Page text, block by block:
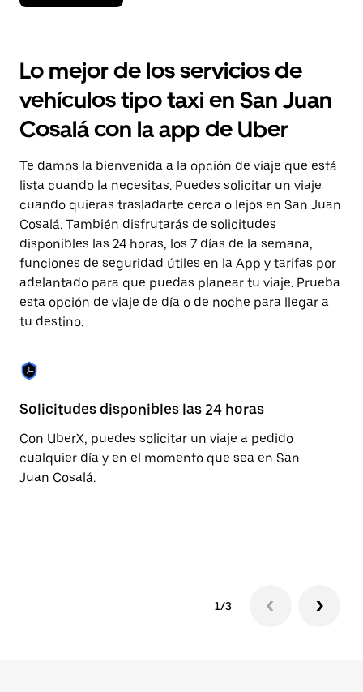
flecha
interactuar
con
el
calendario
y
selecciona
fecha.
Presiona
tecla Esc
para
cerrar
el
calendario.
Lo mejor de los servicios de
vehículos tipo taxi en San Juan
Cosalá con la app de Uber
Te damos la bienvenida a la opción de viaje que está
lista cuando la necesitas. Puedes solicitar un viaje
cuando quieras trasladarte cerca o lejos en San Juan
Cosalá. También disfrutarás de solicitudes
disponibles las 24 horas, los 7 días de la semana,
funciones de seguridad útiles en la App y tarifas por
adelantado para que puedas planear tu viaje. Prueba
esta opción de viaje de día o de noche para llegar a
tu destino.
Solicitudes disponibles las 24 horas
Con UberX, puedes solicitar un viaje a pedido
cualquier día y en el momento que sea en San
Juan Cosalá.
1/3